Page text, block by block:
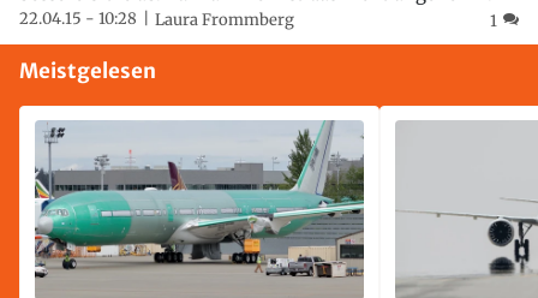
22.04.15 - 10:28 Laura Frommberg 1
Meistgelesen